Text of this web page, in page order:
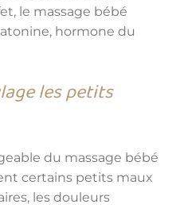
le massage bébé
hormone du
les petits
du massage bébé
certains petits maux
les douleurs